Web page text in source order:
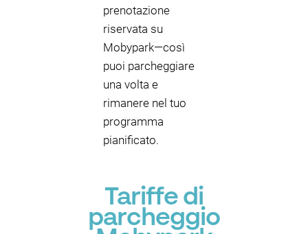
prenotazione
riservata su
Mobypark—così
puoi parcheggiare
una volta e
rimanere nel tuo
programma
pianificato.
Tariffe di
parcheggio